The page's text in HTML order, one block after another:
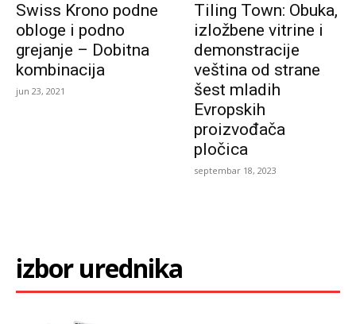
Swiss Krono podne
obloge i podno
grejanje – Dobitna
kombinacija
jun 23, 2021
Tiling Town: Obuka,
izložbene vitrine i
demonstracije
veština od strane
šest mladih
Evropskih
proizvođača
pločica
septembar 18, 2023
izbor urednika